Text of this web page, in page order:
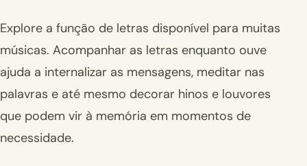
Explore a função de letras disponível para muitas
músicas. Acompanhar as letras enquanto ouve
ajuda a internalizar as mensagens, meditar nas
palavras e até mesmo decorar hinos e louvores
que podem vir à memória em momentos de
necessidade.